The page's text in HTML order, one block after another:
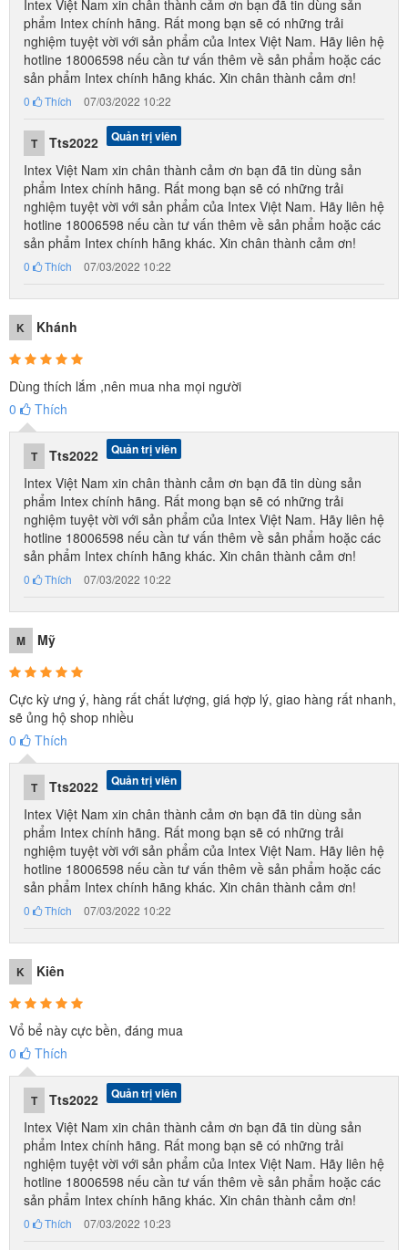
Intex Việt Nam xin chân thành cảm ơn bạn đã tin dùng sản
phẩm Intex chính hãng. Rất mong bạn sẽ có những trải
nghiệm tuyệt vời với sản phẩm của Intex Việt Nam. Hãy liên hệ
hotline 18006598 nếu cần tư vấn thêm về sản phẩm hoặc các
sản phẩm Intex chính hãng khác. Xin chân thành cảm ơn!
0 Thích 07/03/2022 10:22
T Tts2022 Quản trị viên
Intex Việt Nam xin chân thành cảm ơn bạn đã tin dùng sản
phẩm Intex chính hãng. Rất mong bạn sẽ có những trải
nghiệm tuyệt vời với sản phẩm của Intex Việt Nam. Hãy liên hệ
hotline 18006598 nếu cần tư vấn thêm về sản phẩm hoặc các
sản phẩm Intex chính hãng khác. Xin chân thành cảm ơn!
0 Thích 07/03/2022 10:22
K Khánh
Dùng thích lắm ,nên mua nha mọi người
0
Thích
T Tts2022 Quản trị viên
Intex Việt Nam xin chân thành cảm ơn bạn đã tin dùng sản
phẩm Intex chính hãng. Rất mong bạn sẽ có những trải
nghiệm tuyệt vời với sản phẩm của Intex Việt Nam. Hãy liên hệ
hotline 18006598 nếu cần tư vấn thêm về sản phẩm hoặc các
sản phẩm Intex chính hãng khác. Xin chân thành cảm ơn!
0 Thích 07/03/2022 10:22
M Mỹ
Cực kỳ ưng ý, hàng rất chất lượng, giá hợp lý, giao hàng rất nhanh,
sẽ ủng hộ shop nhiều
0
Thích
T Tts2022 Quản trị viên
Intex Việt Nam xin chân thành cảm ơn bạn đã tin dùng sản
phẩm Intex chính hãng. Rất mong bạn sẽ có những trải
nghiệm tuyệt vời với sản phẩm của Intex Việt Nam. Hãy liên hệ
hotline 18006598 nếu cần tư vấn thêm về sản phẩm hoặc các
sản phẩm Intex chính hãng khác. Xin chân thành cảm ơn!
0 Thích 07/03/2022 10:22
K Kiên
Vổ bể này cực bền, đáng mua
0
Thích
T Tts2022 Quản trị viên
Intex Việt Nam xin chân thành cảm ơn bạn đã tin dùng sản
phẩm Intex chính hãng. Rất mong bạn sẽ có những trải
nghiệm tuyệt vời với sản phẩm của Intex Việt Nam. Hãy liên hệ
hotline 18006598 nếu cần tư vấn thêm về sản phẩm hoặc các
sản phẩm Intex chính hãng khác. Xin chân thành cảm ơn!
0 Thích 07/03/2022 10:23